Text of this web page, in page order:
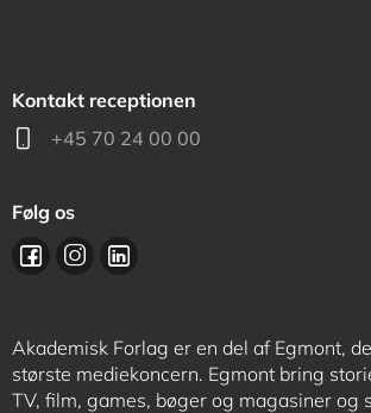
Kontakt receptionen
+45 70 24 00 00
Følg os
Akademisk Forlag er en del af Egmont,
største mediekoncern. Egmont bring
TV, film, games, bøger og magasiner og